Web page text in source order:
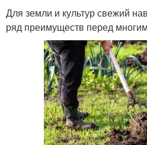
Для земли и культур свежий
ряд преимуществ перед